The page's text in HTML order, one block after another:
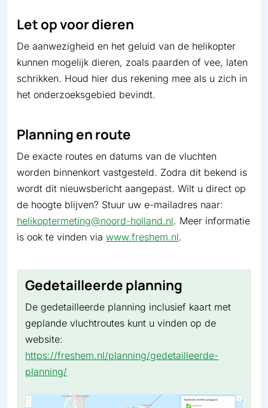
Let op voor dieren
De aanwezigheid en het geluid van de helikopter
kunnen mogelijk dieren, zoals paarden of vee, laten
schrikken. Houd hier dus rekening mee als u zich in
het onderzoeksgebied bevindt.
Planning en route
De exacte routes en datums van de vluchten
worden binnenkort vastgesteld. Zodra dit bekend is
wordt dit nieuwsbericht aangepast. Wilt u direct op
de hoogte blijven? Stuur uw e-mailadres naar:
helikoptermeting@noord-holland.nl. Meer informatie
is ook te vinden via www.freshem.nl.
Gedetailleerde planning
De gedetailleerde planning inclusief kaart met
geplande vluchtroutes kunt u vinden op de
website:
https://freshem.nl/planning/gedetailleerde-
planning/